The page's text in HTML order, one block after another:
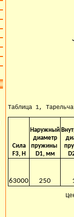
Таблица 1,
Сила
F3, H
Наружный
диаметр
пружины
D1, мм
63000 250